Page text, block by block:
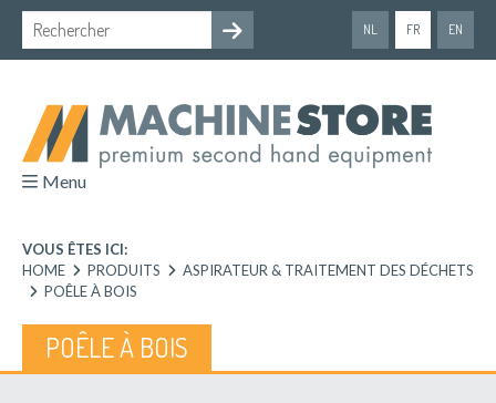
NL FR EN
Menu
VOUS ÊTES ICI:
HOME
PRODUITS
ASPIRATEUR & TRAITEMENT DES DÉCHETS
POÊLE À BOIS
POÊLE À BOIS